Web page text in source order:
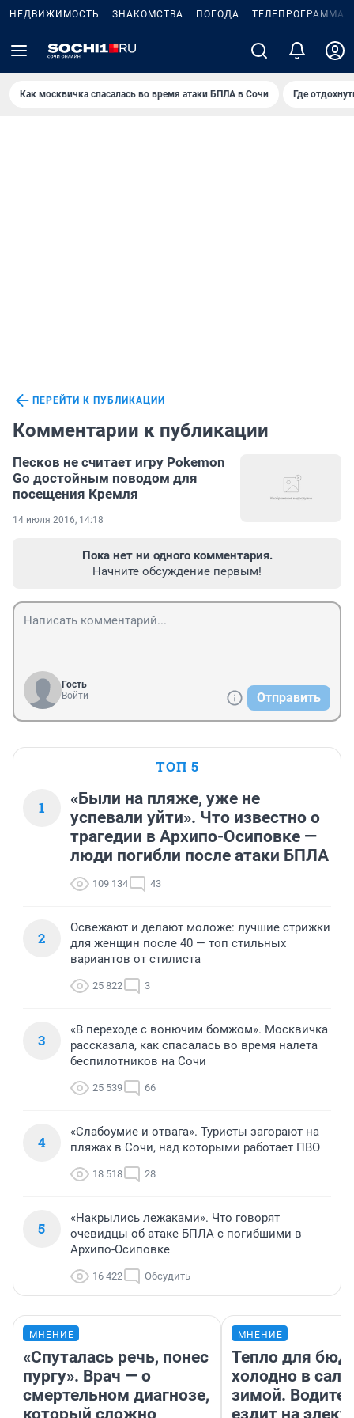
НЕДВИЖИМОСТЬ ЗНАКОМСТВА ПОГОДА ТЕЛЕПРОГРАММА
Как москвичка спасалась во время атаки БПЛА в Сочи Где
ПЕРЕЙТИ К ПУБЛИКАЦИИ
Комментарии к публикации
Песков не считает игру Pokemon
Go достойным поводом для
посещения Кремля
14 июля 2016, 14:18
Пока нет ни одного комментария.
Начните обсуждение первым!
Гость
Войти
Отправить
ТОП 5
1
«Были на пляже, уже не
успевали уйти». Что известно о
трагедии в Архипо-Осиповке —
люди погибли после атаки БПЛА
109 134 43
2
Освежают и делают моложе: лучшие стрижки
для женщин после 40 — топ стильных
вариантов от стилиста
25 822 3
3
«В переходе с вонючим бомжом». Москвичка
рассказала, как спасалась во время налета
беспилотников на Сочи
25 539 66
4
«Слабоумие и отвага». Туристы загорают на
пляжах в Сочи, над которыми работает ПВО
18 518 28
5
«Накрылись лежаками». Что говорят
очевидцы об атаке БПЛА с погибшими в
Архипо-Осиповке
16 422 Обсудить
МНЕНИЕ
«Спуталась речь, понес
пургу». Врач — о
смертельном диагнозе,
который сложно
МНЕНИЕ
Тепло для
холодно в
зимой.
ездит на